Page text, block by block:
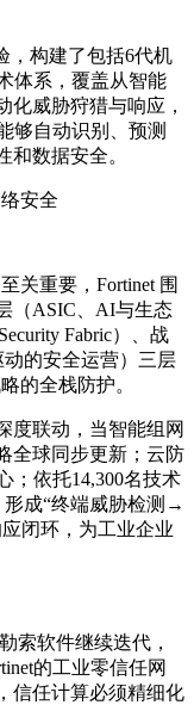
，构建了包括6代机
体系，覆盖从智能
化威胁狩猎与响应，
够自动识别、预测
数据安全。
安全
关重要，Fortinet 围
（ASIC、AI与生态
Fabric）、战
的安全运营）三层
的全栈防护。
度联动，当智能组网
全球同步更新；云防
；依托14,300名技术
形成“终端威胁检测→
闭环，为工业企业
索软件继续迭代，
的工业零信任网
信任计算必须精细化